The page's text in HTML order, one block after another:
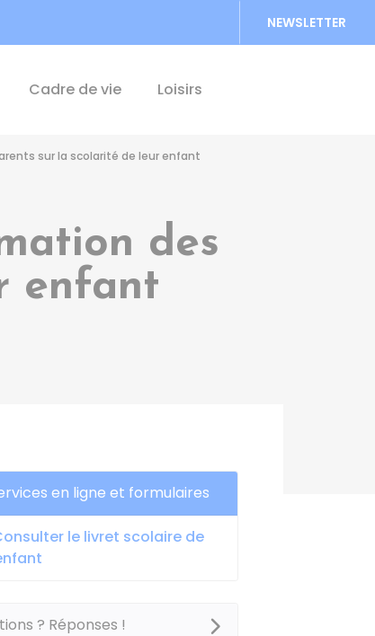
NEWSLETTER
Cadre de vie Loisirs
sur la scolarité de leur enfant
des
enfant
en ligne et formulaires
le livret scolaire de
? Réponses !